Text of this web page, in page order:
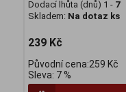
Dodací lhůta (dnů) 1 - 7
Skladem: Na dotaz ks
239 Kč
Původní cena:259 Kč
Sleva: 7 %